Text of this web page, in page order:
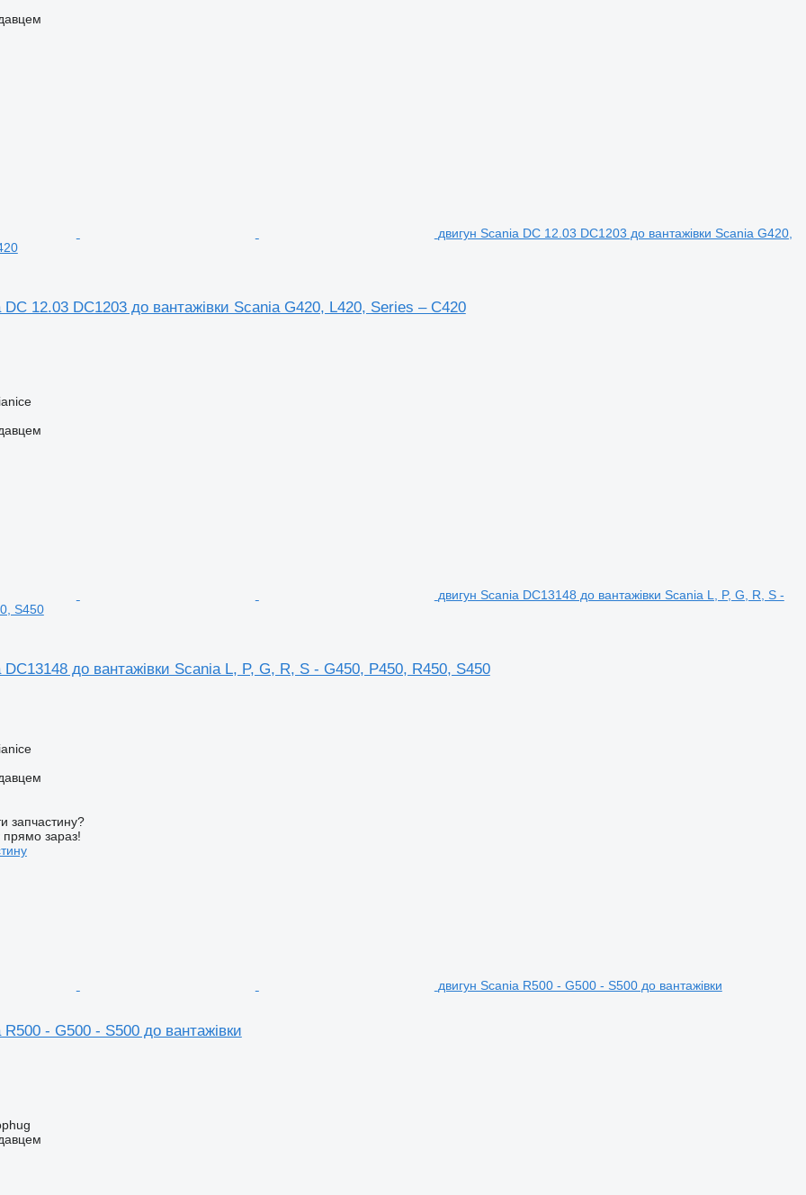
двигун Scania DC 12.03 DC1203 до вантажівки Scania G420,
12.03 DC1203 до вантажівки Scania G420, L420, Series – C420
двигун Scania DC13148 до вантажівки Scania L, P, G, R, S -
S450
до вантажівки Scania L, P, G, R, S - G450, P450, R450, S450
запчастину?
прямо зараз!
двигун Scania R500 - G500 - S500 до вантажівки
- G500 - S500 до вантажівки